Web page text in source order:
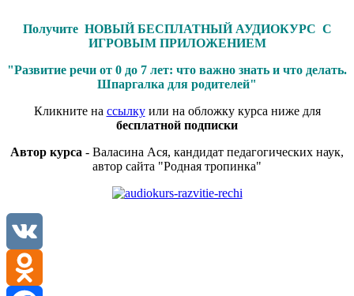
Получите НОВЫЙ БЕСПЛАТНЫЙ АУДИОКУРС С
ИГРОВЫМ ПРИЛОЖЕНИЕМ
"Развитие речи от 0 до 7 лет: что важно знать и что делать.
Шпаргалка для родителей"
Кликните на ссылкуили на обложку курса ниже для
бесплатной подписки
Автор курса - Валасина Ася, кандидат педагогических наук,
автор сайта "Родная тропинка"
VK